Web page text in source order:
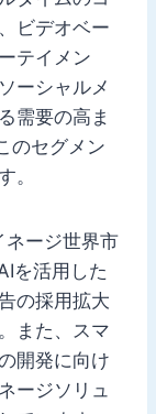
ビデオベー
テイメン
ーシャルメ
需要の高ま
のセグメン
。
ージ世界市
を活用した
の採用拡大
また、スマ
開発に向け
ージソリュ